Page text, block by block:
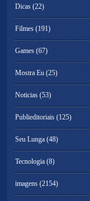
Dicas (22)
Filmes (191)
Games (67)
Mostra Eu (25)
Noticias (53)
Publieditoriais (125)
Seu Lunga (48)
Tecnologia (8)
imagens (2154)